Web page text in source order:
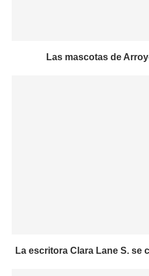
Las mascotas de
La escritora Clara Lane S. se